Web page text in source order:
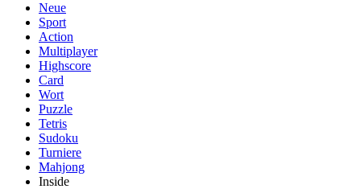
Neue
Sport
Action
Multiplayer
Highscore
Card
Wort
Puzzle
Tetris
Sudoku
Turniere
Mahjong
Inside